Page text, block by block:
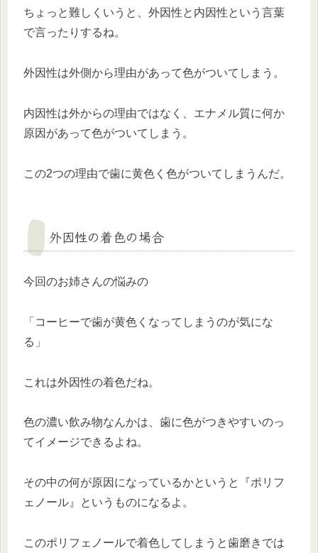
ちょっと難しくいうと、外因性と内因性という言葉
で言ったりするね。
外因性は外側から理由があって色がついてしまう。
内因性は外からの理由ではなく、エナメル質に何か
原因があって色がついてしまう。
この2つの理由で歯に黄色く色がついてしまうんだ。
外因性の着色の場合
今回のお姉さんの悩みの
「コーヒーで歯が黄色くなってしまうのが気にな
る」
これは外因性の着色だね。
色の濃い飲み物なんかは、歯に色がつきやすいのっ
てイメージできるよね。
その中の何が原因になっているかというと『ポリフ
ェノール』というものになるよ。
このポリフェノールで着色してしまうと歯磨きでは